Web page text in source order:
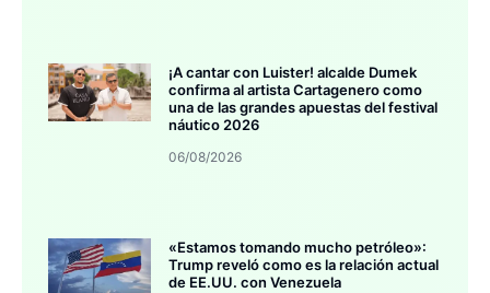
¡A cantar con Luister! alcalde Dumek
confirma al artista Cartagenero como
una de las grandes apuestas del festival
náutico 2026
06/08/2026
«Estamos tomando mucho petróleo»:
Trump reveló como es la relación actual
de EE.UU. con Venezuela